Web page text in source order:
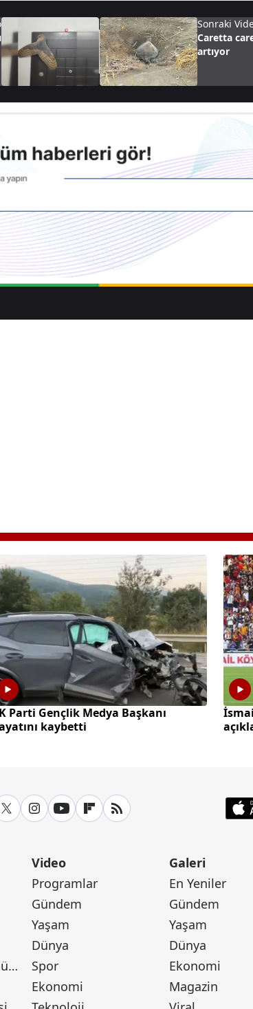
Sonraki
Caretta
artıyor
Parti Gençlik Medya Başkanı
kaybetti
Canan Barlas ile Gündem
Video
Programlar
Gündem
Yaşam
Dünya
Spor
Ekonomi
Galeri
En Yeniler
Gündem
Yaşam
Dünya
Ekonomi
Magazin